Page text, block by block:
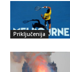
Priključenija